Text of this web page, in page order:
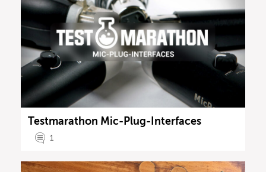
Testmarathon Mic-Plug-Interfaces
1